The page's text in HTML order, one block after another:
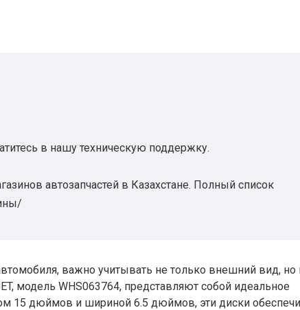
в нашу техническую поддержку.
автозапчастей в Казахстане. Полный список
важно учитывать не только внешний вид, но
модель WHS063764, представляют собой идеальное
15 дюймов и шириной 6.5 дюймов, эти диски